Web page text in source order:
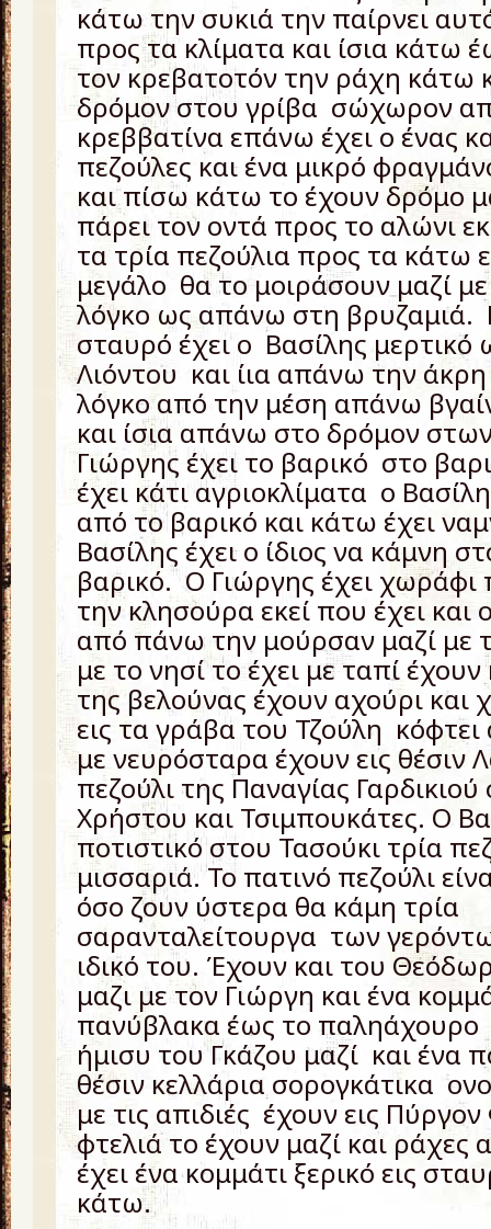
κάτω την συκιά την παίρνει
προς τα κλίματα και ίσια κάτω
τον κρεβατοτόν την ράχη κάτω
δρόμον στου γρίβα σώχωρον
κρεββατίνα επάνω έχει ο ένας
πεζούλες και ένα μικρό
και πίσω κάτω το έχουν δρόμο
πάρει τον οντά προς το αλώνι
τα τρία πεζούλια προς τα κάτω
μεγάλο θα το μοιράσουν μαζί
λόγκο ως απάνω στη βρυζαμιά.
σταυρό έχει ο Βασίλης
Λιόντου και ίια απάνω την
λόγκο από την μέση απάνω
και ίσια απάνω στο δρόμον
Γιώργης έχει το βαρικό στο
έχει κάτι αγριοκλίματα ο
από το βαρικό και κάτω έχει
Βασίλης έχει ο ίδιος να κάμνη
βαρικό. Ο Γιώργης έχει χωράφι
την κλησούρα εκεί που έχει και
από πάνω την μούρσαν μαζί με
με το νησί το έχει με ταπί έχουν
της βελούνας έχουν αχούρι
εις τα γράβα του Τζούλη
με νευρόσταρα έχουν εις θέσιν
πεζούλι της Παναγίας
Χρήστου και Τσιμπουκάτες. Ο
ποτιστικό στου Τασούκι τρία
μισσαριά. Το πατινό πεζούλι
όσο ζουν ύστερα θα κάμη τρία
σαρανταλείτουργα των
ιδικό του. Έχουν και του
μαζι με τον Γιώργη και ένα
πανύβλακα έως το παληάχουρο
ήμισυ του Γκάζου μαζί και ένα
θέσιν κελλάρια σορογκάτικα
με τις απιδιές έχουν εις
φτελιά το έχουν μαζί και
έχει ένα κομμάτι ξερικό εις
κάτω.